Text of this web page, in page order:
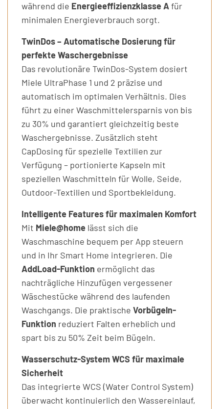
während die Energieeffizienzklasse Afür
minimalen Energieverbrauch sorgt.
TwinDos – Automatische Dosierung für
perfekte Waschergebnisse
Das revolutionäre TwinDos-System dosiert
Miele UltraPhase 1 und 2 präzise und
automatisch im optimalen Verhältnis. Dies
führt zu einer Waschmittelersparnis von bis
zu 30% und garantiert gleichzeitig beste
Waschergebnisse. Zusätzlich steht
CapDosing für spezielle Textilien zur
Verfügung – portionierte Kapseln mit
speziellen Waschmitteln für Wolle, Seide,
Outdoor-Textilien und Sportbekleidung.
Intelligente Features für maximalen Komfort
Mit Miele@home lässt sich die
Waschmaschine bequem per App steuern
und in Ihr Smart Home integrieren. Die
AddLoad-Funktion ermöglicht das
nachträgliche Hinzufügen vergessener
Wäschestücke während des laufenden
Waschgangs. Die praktische Vorbügeln-
Funktion reduziert Falten erheblich und
spart bis zu 50% Zeit beim Bügeln.
Wasserschutz-System WCS für maximale
Sicherheit
Das integrierte WCS (Water Control System)
überwacht kontinuierlich den Wassereinlauf,